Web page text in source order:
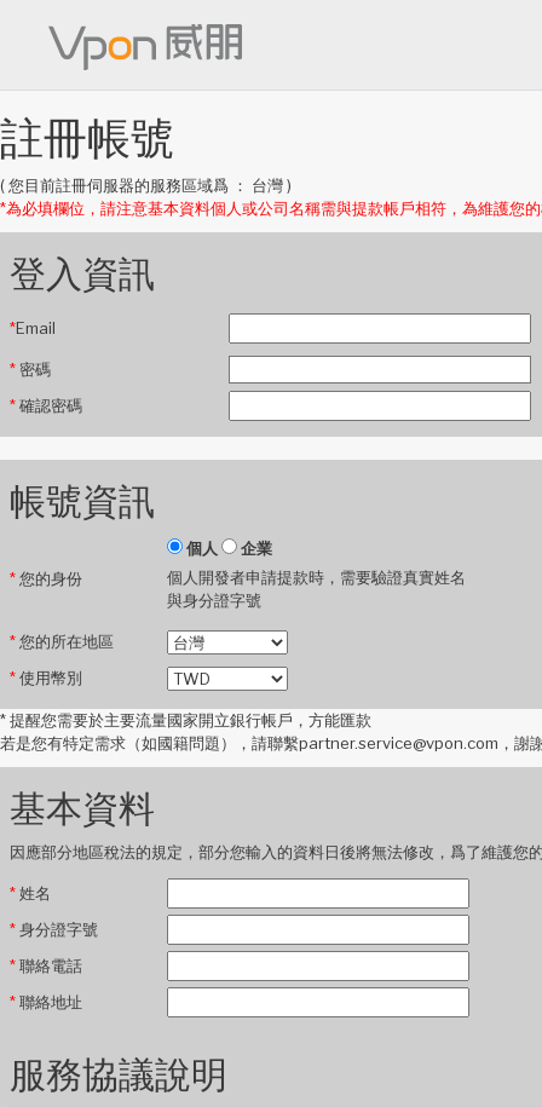
註冊帳號
( 您目前註冊伺服器的服務區域爲 ： 台灣 )
*為必填欄位，請注意基本資料個人或公司名稱需與提款帳戶相符，為維護您
登入資訊
*Email
* 密碼
*確認密碼
帳號資訊
*您的身份
個人
企業
個人開發者申請提款時，需要驗證真實姓名
與身分證字號
*您的所在地區
*使用幣別
*提醒您需要於主要流量國家開立銀行帳戶，方能匯款
若是您有特定需求（如國籍問題），請聯繫partner.service@vpon.com，謝
基本資料
因應部分地區稅法的規定，部分您輸入的資料日後將無法修改，爲了維護您
*姓名
*身分證字號
*聯絡電話
*聯絡地址
服務協議說明